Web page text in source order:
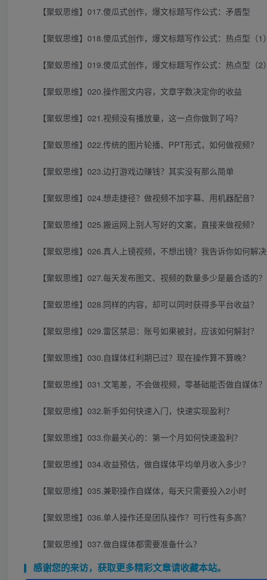
【聚蚁思维】017.傻瓜式创作，爆文标题写作公式：矛盾型
【聚蚁思维】018.傻瓜式创作，爆文标题写作公式：热点型（1）
【聚蚁思维】019.傻瓜式创作，爆文标题写作公式：热点型（2）
【聚蚁思维】020.操作图文内容，文章字数决定你的收益
【聚蚁思维】021.视频没有播放量，这一点你做到了吗？
【聚蚁思维】022.传统的图片轮播、PPT形式，如何做视频？
【聚蚁思维】023.边打游戏边赚钱？其实没有那么简单
【聚蚁思维】024.想走捷径？做视频不加字幕、用机器配音？
【聚蚁思维】025.搬运网上别人写好的文案，直接来做视频？
【聚蚁思维】026.真人上镜视频，不想出镜？我告诉你如何解决
【聚蚁思维】027.每天发布图文、视频的数量多少是最合适的？
【聚蚁思维】028.同样的内容，却可以同时获得多平台收益？
【聚蚁思维】029.雷区禁忌：账号如果被封，应该如何解封？
【聚蚁思维】030.自媒体红利期已过？现在操作算不算晚？
【聚蚁思维】031.文笔差，不会做视频，零基础能否做自媒体？
【聚蚁思维】032.新手如何快速入门，快速实现盈利？
【聚蚁思维】033.你最关心的：第一个月如何快速盈利？
【聚蚁思维】034.收益预估，做自媒体平均单月收入多少？
【聚蚁思维】035.兼职操作自媒体，每天只需要投入2小时
【聚蚁思维】036.单人操作还是团队操作？可行性有多高？
【聚蚁思维】037.做自媒体都需要准备什么？
感谢您的来访，获取更多精彩文章请收藏本站。